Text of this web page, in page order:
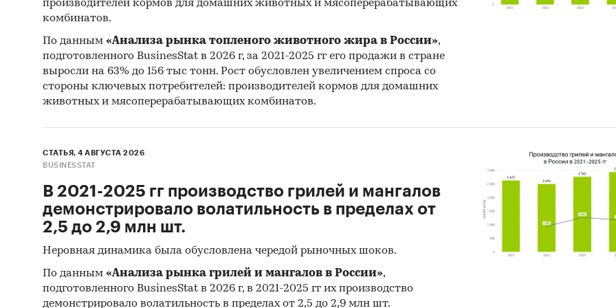
зарубежных поставщиков сухого молока.
При подготовке обзора использована официальная
статистика:
Федеральная служба государственной статистики РФ
Таможенный союз ЕврАзЭС
Всемирная торговая организация
Наряду с официальной статистикой в обзоре
результаты исследований BusinesStat:
Опрос потребителей сухого молока
производителей кормов для домашних животных и мясоперерабатывающих
комбинатов.
По данным «Анализа рынка топленого животного жира в России»,
подготовленного BusinesStat в 2026 г, за 2021-2025 гг его продажи в стране
выросли на 63% до 156 тыс тонн. Рост обусловлен увеличением спроса со
стороны ключевых потребителей: производителей кормов для домашних
животных и мясоперерабатывающих комбинатов.
СТАТЬЯ, 4 АВГУСТА 2026
BUSINESSTAT
В 2021-2025 гг производство грилей и мангалов
демонстрировало волатильность в пределах от
2,5 до 2,9 млн шт.
Неровная динамика была обусловлена чередой рыночных шоков.
По данным «Анализа рынка грилей и мангалов в России»,
подготовленного BusinesStat в 2026 г, в 2021-2025 гг их производство
демонстрировало волатильность в пределах от 2,5 до 2,9 млн шт.